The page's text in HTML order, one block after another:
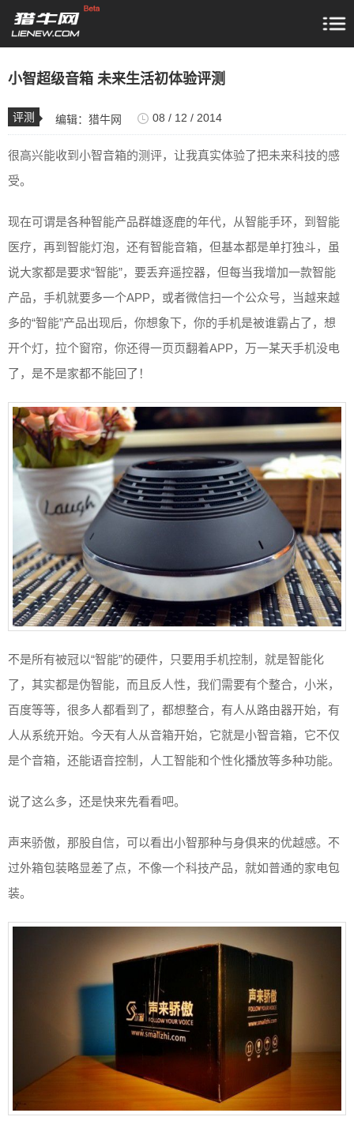
小智超级音箱 未来生活初体验评测
评测 编辑： 猎牛网 08 / 12 / 2014
很高兴能收到小智音箱的测评，让我真实体验了把未来科技的感
受。
现在可谓是各种智能产品群雄逐鹿的年代，从智能手环，到智能
医疗，再到智能灯泡，还有智能音箱，但基本都是单打独斗，虽
说大家都是要求“智能”，要丢弃遥控器，但每当我增加一款智能
产品，手机就要多一个APP，或者微信扫一个公众号，当越来越
多的“智能”产品出现后，你想象下，你的手机是被谁霸占了，想
开个灯，拉个窗帘，你还得一页页翻着APP，万一某天手机没电
了，是不是家都不能回了！
不是所有被冠以“智能”的硬件，只要用手机控制，就是智能化
了，其实都是伪智能，而且反人性，我们需要有个整合，小米，
百度等等，很多人都看到了，都想整合，有人从路由器开始，有
人从系统开始。今天有人从音箱开始，它就是小智音箱，它不仅
是个音箱，还能语音控制，人工智能和个性化播放等多种功能。
说了这么多，还是快来先看看吧。
声来骄傲，那股自信，可以看出小智那种与身俱来的优越感。不
过外箱包装略显差了点，不像一个科技产品，就如普通的家电包
装。